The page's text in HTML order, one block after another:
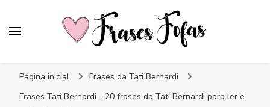
Página inicial
Frases da Tati Bernardi
Frases Tati Bernardi - 20 frases da Tati Bernardi para ler e